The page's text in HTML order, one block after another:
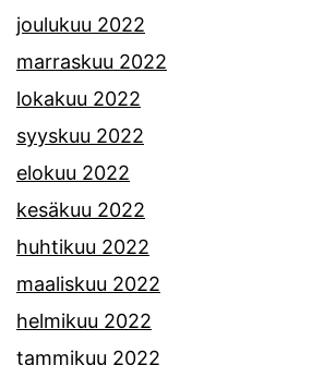
joulukuu 2022
marraskuu 2022
lokakuu 2022
syyskuu 2022
elokuu 2022
kesäkuu 2022
huhtikuu 2022
maaliskuu 2022
helmikuu 2022
tammikuu 2022